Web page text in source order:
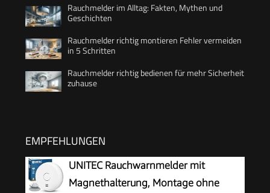
Rauchmelder im Alltag: Fakten, Mythen und
Geschichten
Rauchmelder richtig montieren Fehler vermeiden
in 5 Schritten
Rauchmelder richtig bedienen für mehr Sicherheit
zuhause
EMPFEHLUNGEN
UNITEC Rauchwarnmelder mit
Magnethalterung, Montage ohne